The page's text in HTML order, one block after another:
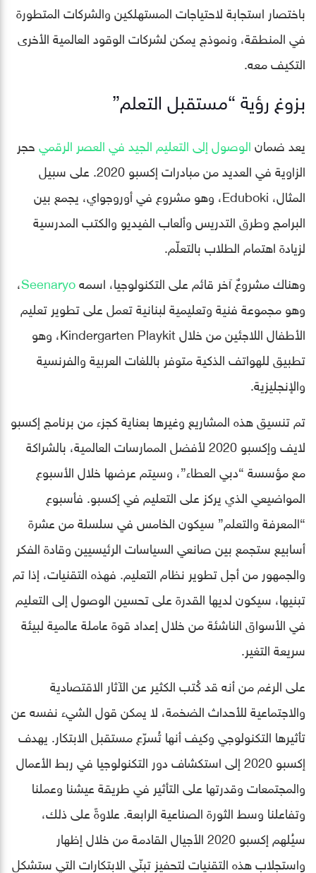
باختصار استجابة لاحتياجات المستهلكين والشركات المتطورة
في المنطقة، ونموذج يمكن لشركات الوقود العالمية الأخرى
التكيف معه.
بزوغ رؤية “مستقبل التعلم”
يعد ضمانالوصول إلى التعليم الجيد في العصر الرقميحجر
الزاوية في العديد من مبادرات إكسبو 2020. على سبيل
المثال، Eduboki، وهو مشروع في أوروجواي، يجمع بين
البرامج وطرق التدريس وألعاب الفيديو والكتب المدرسية
لزيادة اهتمام الطلاب بالتعلّم.
وهناك مشروعٌ آخر قائم على التكنولوجيا، اسمهSeenaryo،
وهو مجموعة فنية وتعليمية لبنانية تعمل على تطوير تعليم
الأطفال اللاجئين من خلال Kindergarten Playkit، وهو
تطبيق للهواتف الذكية متوفر باللغات العربية والفرنسية
والإنجليزية.
تم تنسيق هذه المشاريع وغيرها بعناية كجزء من برنامج إكسبو
لايف وإكسبو 2020 لأفضل الممارسات العالمية، بالشراكة
مع مؤسسة “دبي العطاء”، وسيتم عرضها خلال الأسبوع
المواضيعي الذي يركز على التعليم في إكسبو. فأسبوع
“المعرفة والتعلم” سيكون الخامس في سلسلة من عشرة
أسابيع ستجمع بين صانعي السياسات الرئيسيين وقادة الفكر
والجمهور من أجل تطوير نظام التعليم. فهذه التقنيات، إذا تم
تبنيها، سيكون لديها القدرة على تحسين الوصول إلى التعليم
في الأسواق الناشئة من خلال إعداد قوة عاملة عالمية لبيئة
سريعة التغير.
على الرغم من أنه قد كُتب الكثير عن الآثار الاقتصادية
والاجتماعية للأحداث الضخمة، لا يمكن قول الشيء نفسه عن
تأثيرها التكنولوجي وكيف أنها تُسرّع مستقبل الابتكار. يهدف
إكسبو 2020 إلى استكشاف دور التكنولوجيا في ربط الأعمال
والمجتمعات وقدرتها على التأثير في طريقة عيشنا وعملنا
وتفاعلنا وسط الثورة الصناعية الرابعة. علاوةً على ذلك،
سيُلهم إكسبو 2020 الأجيال القادمة من خلال إظهار
واستجلاب هذه التقنيات لتحفيز تبنّي الابتكارات التي ستشكل